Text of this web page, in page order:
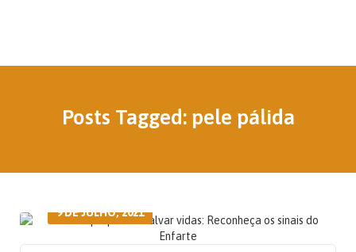
Posts Tagged: pele pálida
9 DE JULHO, 2021